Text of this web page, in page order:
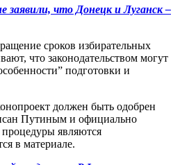
заявили, что Донецк и Луганск –
сроков избирательных
что законодательством могут
подготовки и
должен быть одобрен
Путиным и официально
являются
в материале.